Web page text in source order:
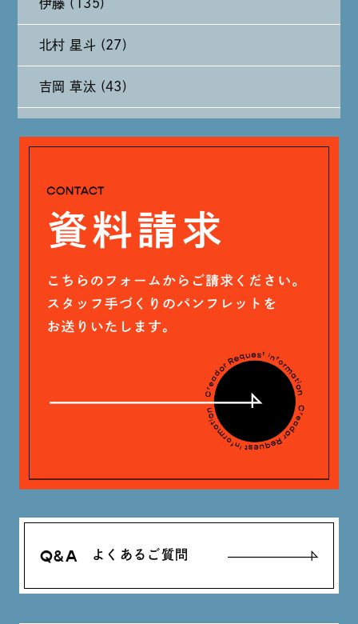
2024年8月 (11)
2024年7月 (11)
2024年6月 (12)
伊藤 (135)
北村 星斗 (27)
吉岡 草汰 (43)
戸田 好紀 (81)
木村 珠梨音 (101)
神定 龍杜 (13)
Q&A よくあるご質問